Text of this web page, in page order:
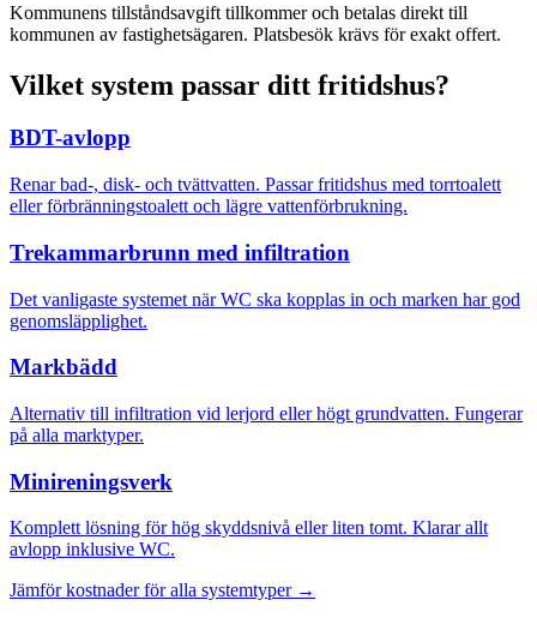
Kommunens tillståndsavgift tillkommer och betalas direkt till
kommunen av fastighetsägaren. Platsbesök krävs för exakt offert.
Vilket system passar ditt fritidshus?
BDT-avlopp
Renar bad-, disk- och tvättvatten. Passar fritidshus med torrtoalett
eller förbränningstoalett och lägre vattenförbrukning.
Trekammarbrunn med infiltration
Det vanligaste systemet när WC ska kopplas in och marken har god
genomsläpplighet.
Markbädd
Alternativ till infiltration vid lerjord eller högt grundvatten. Fungerar
på alla marktyper.
Minireningsverk
Komplett lösning för hög skyddsnivå eller liten tomt. Klarar allt
avlopp inklusive WC.
Jämför kostnader för alla systemtyper →